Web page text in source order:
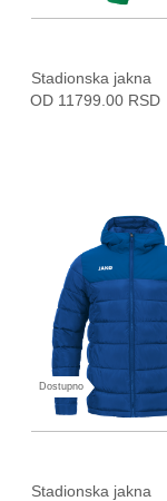
Stadionska jakna
OD 11799.00 RSD
Dostupno
Stadionska jakna